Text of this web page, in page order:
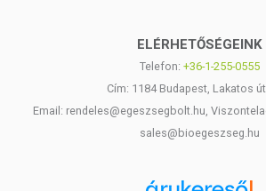
ELÉRHETŐSÉGEINK
Telefon: +36-1-255-0555
Cím: 1184 Budapest, Lakatos
Email: rendeles@egeszsegbolt.hu,
sales@bioegeszseg.hu